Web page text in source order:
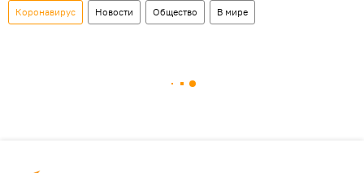
Коронавирус Новости Общество В мире